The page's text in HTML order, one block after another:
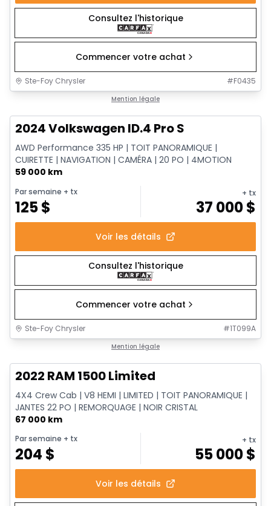
Consultez l'historique
Commencer votre achat
Ste-Foy Chrysler #F0435
Mention légale
2024 Volkswagen ID.4 Pro S
AWD Performance 335 HP | TOIT PANORAMIQUE |
CUIRETTE | NAVIGATION | CAMÉRA | 20 PO | 4MOTION
59 000 km
Par semaine + tx
125$
+ tx
37 000$
Voir les détails
Consultez l'historique
Commencer votre achat
Ste-Foy Chrysler #1T099A
Mention légale
2022 RAM 1500 Limited
4X4 Crew Cab | V8 HEMI | LIMITED | TOIT PANORAMIQUE |
JANTES 22 PO | REMORQUAGE | NOIR CRISTAL
67 000 km
Par semaine + tx
204 $
+ tx
55 000$
Voir les détails